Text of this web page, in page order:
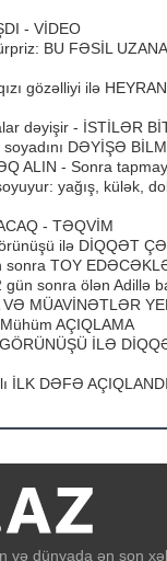
- VİDEO
BU FƏSİL
gözəlliyi ilə
dəyişir - İSTİLƏR
soyadını DƏYİŞƏ
ALIN - Sonra
yağış, külək,
- TƏQVİM
ilə DİQQƏT
sonra TOY
sonra ölən Adillə
VƏ MÜAVİNƏTLƏR
AÇIQLAMA
İLƏ
İLK DƏFƏ
və dünyada ən son